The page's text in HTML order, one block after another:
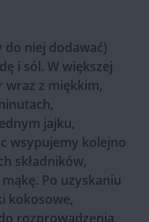
do niej dodawać)
i sól. W większej
wraz z miękkim,
jajku,
wsypujemy kolejno
składników,
Po uzyskaniu
kokosowe,
rozprowadzenia